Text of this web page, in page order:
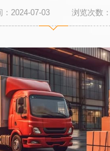
：2024-07-03 浏览次数：